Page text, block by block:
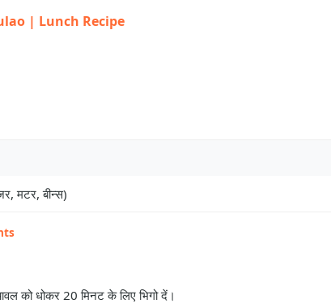
| Lunch Recipe
मटर, बीन्स)
को धोकर 20 मिनट के लिए भिगो दें।